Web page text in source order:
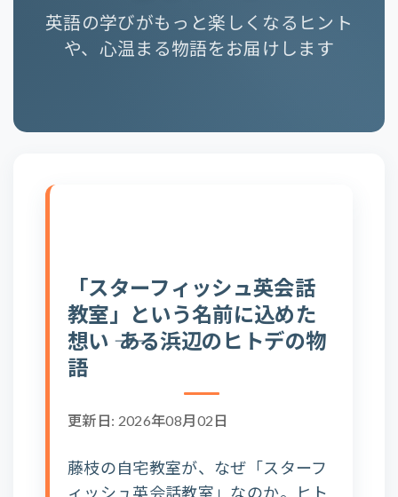
英語の学びがもっと楽しくなるヒント
や、心温まる物語をお届けします
「スターフィッシュ英会話
教室」という名前に込めた
想い ―― ある浜辺のヒトデの物
語
更新日: 2026年08月02日
藤枝の自宅教室が、なぜ「スターフ
ィッシュ英会話教室」なのか。ヒト